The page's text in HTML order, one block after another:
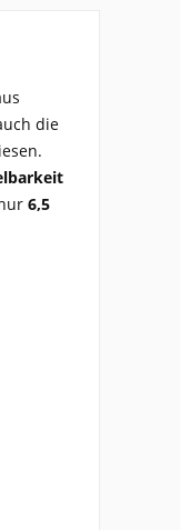
die
6,5